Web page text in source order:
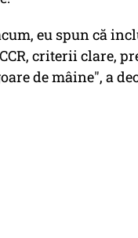
eu spun că
criterii clare,
de mâine", a